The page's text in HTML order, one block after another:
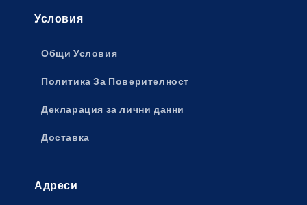
Условия
Общи Условия
Политика За Поверителност
Декларация за лични данни
Доставка
Адреси